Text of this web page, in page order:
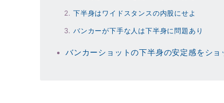
下半身はワイドスタンスの内股にせよ
バンカーが下手な人は下半身に問題あり
バンカーショットの下半身の安定感をショ